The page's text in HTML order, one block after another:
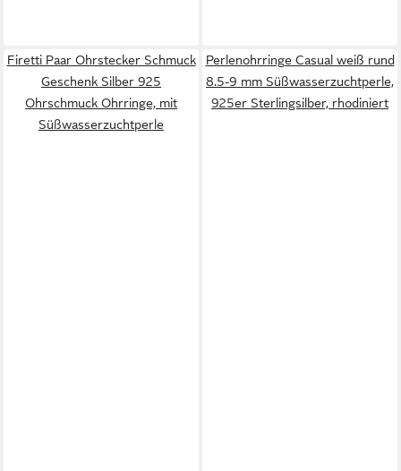
Firetti Paar Ohrstecker Schmuck
Geschenk Silber 925
Ohrschmuck Ohrringe, mit
Süßwasserzuchtperle
Perlenohrringe Casual weiß rund
8.5-9 mm Süßwasserzuchtperle,
925er Sterlingsilber, rhodiniert